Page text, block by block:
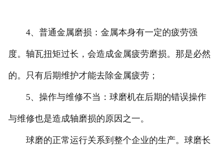
4、普通金属磨损：金属本身有一定的疲劳强
度。轴瓦扭矩过长，会造成金属疲劳磨损。那是必然
的。只有后期维护才能去除金属疲劳；
5、操作与维修不当：球磨机在后期的错误操作
与维修也是造成轴磨损的原因之一。
球磨的正常运行关系到整个企业的生产。球磨长